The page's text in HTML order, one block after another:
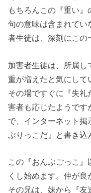
もちろんこの『重い
句の意味は含まれてい
者生徒は、深刻にこの
加害者生徒は、所属
重が増えたと気にして
その場ですぐに『失礼
害者も応じたようです
で、インターネット
ぶりっこだ』と書き込
この『おんぶごっこ』
くし始めます。仲が
その兄は、妹から『